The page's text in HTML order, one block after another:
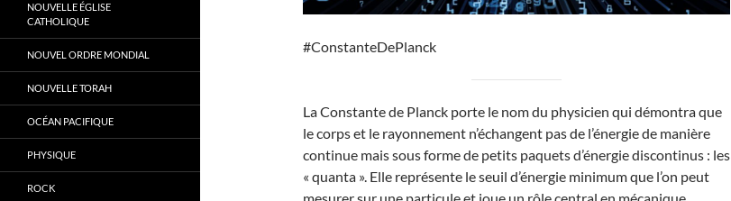
#ConstanteDePlanck
La Constante de Planck porte le nom du physicien qui démontra que
le corps et le rayonnement n’échangent pas de l’énergie de manière
continue mais sous forme de petits paquets d’énergie discontinus : les
« quanta ». Elle représente le seuil d’énergie minimum que l’on peut
NOUVELLE ÉGLISE
CATHOLIQUE
NOUVEL ORDRE MONDIAL
NOUVELLE TORAH
OCÉAN PACIFIQUE
PHYSIQUE
ROCK